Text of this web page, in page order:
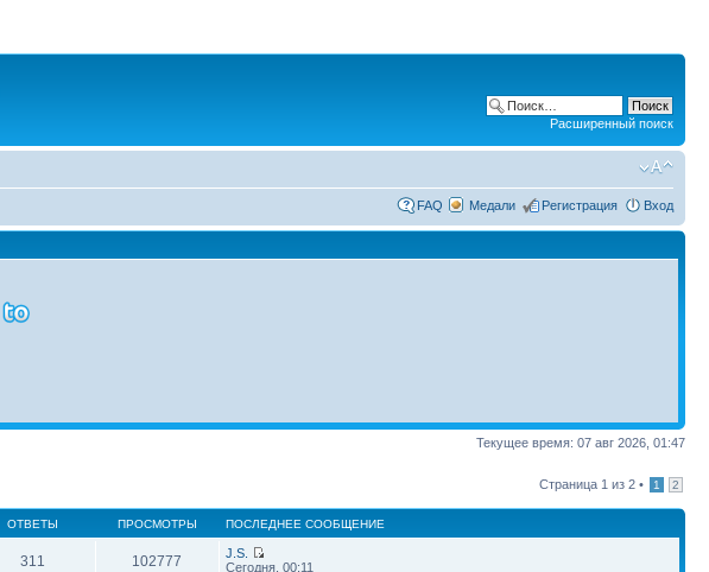
Расширенный поиск
FAQ Медали Регистрация Вход
Текущее время: 07 авг 2026, 01:47
Страница 1 из 2 • 1 2
ОТВЕТЫ ПРОСМОТРЫ ПОСЛЕДНЕЕ СООБЩЕНИЕ
311 102777
J.S.
Сегодня, 00:11